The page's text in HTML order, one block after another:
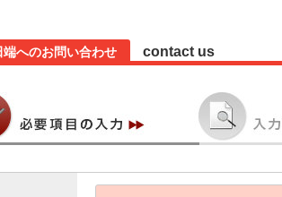
へのお問い合わせ contact us